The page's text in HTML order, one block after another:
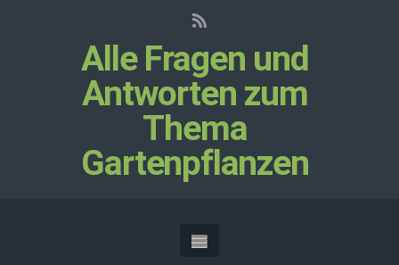
Alle Fragen und
Antworten zum
Thema
Gartenpflanzen